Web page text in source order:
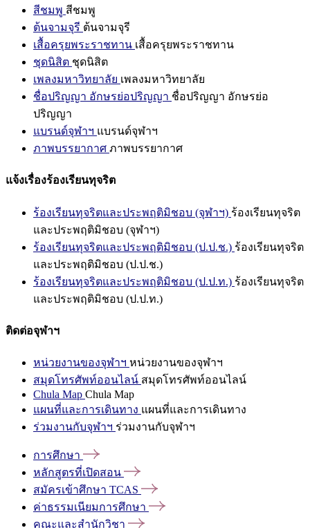
สีชมพู สีชมพู
ต้นจามจุรี ต้นจามจุรี
เสื้อครุยพระราชทาน เสื้อครุยพระราชทาน
ชุดนิสิต ชุดนิสิต
เพลงมหาวิทยาลัย เพลงมหาวิทยาลัย
ชื่อปริญญา อักษรย่อปริญญา ชื่อปริญญา อักษรย่อ
ปริญญา
แบรนด์จุฬาฯ แบรนด์จุฬาฯ
ภาพบรรยากาศ ภาพบรรยากาศ
แจ้งเรื่องร้องเรียนทุจริต
ร้องเรียนทุจริตและประพฤติมิชอบ (จุฬาฯ) ร้องเรียนทุจริต
และประพฤติมิชอบ (จุฬาฯ)
ร้องเรียนทุจริตและประพฤติมิชอบ (ป.ป.ช.) ร้องเรียนทุจริต
และประพฤติมิชอบ (ป.ป.ช.)
ร้องเรียนทุจริตและประพฤติมิชอบ (ป.ป.ท.) ร้องเรียนทุจริต
และประพฤติมิชอบ (ป.ป.ท.)
ติดต่อจุฬาฯ
หน่วยงานของจุฬาฯ หน่วยงานของจุฬาฯ
สมุดโทรศัพท์ออนไลน์ สมุดโทรศัพท์ออนไลน์
Chula Map Chula Map
แผนที่และการเดินทาง แผนที่และการเดินทาง
ร่วมงานกับจุฬาฯ ร่วมงานกับจุฬาฯ
การศึกษา
หลักสูตรที่เปิดสอน
สมัครเข้าศึกษา TCAS
ค่าธรรมเนียมการศึกษา
คณะและสำนักวิชา